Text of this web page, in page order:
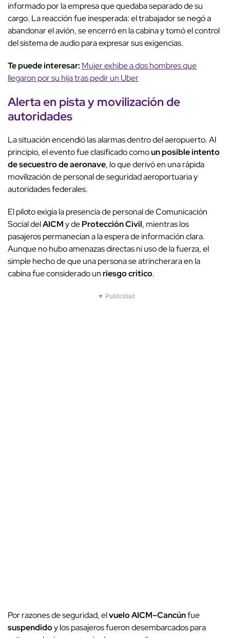
informado por la empresa que quedaba separado de su
cargo. La reacción fue inesperada: el trabajador se negó a
abandonar el avión, se encerró en la cabina y tomó el control
del sistema de audio para expresar sus exigencias.
Te puede interesar: Mujer exhibe a dos hombres que
llegaron por su hija tras pedir un Uber
Alerta en pistay movilización de
autoridades
La situación encendió las alarmas dentro del aeropuerto. Al
principio, el evento fue clasificado comoun posible intento
de secuestro de aeronave, lo que derivó en una rápida
movilización de personal de seguridad aeroportuaria y
autoridades federales.
El piloto exigía la presencia de personal de Comunicación
Social delAICMy deProtección Civil, mientras los
pasajeros permanecían a la espera de información clara.
Aunque no hubo amenazas directas ni uso de la fuerza, el
simple hecho de que una persona se atrincherara en la
cabina fue considerado unriesgo crítico.
▼ Publicidad
Por razones de seguridad, elvuelo AICM–Cancúnfue
suspendidoy los pasajeros fueron desembarcados para